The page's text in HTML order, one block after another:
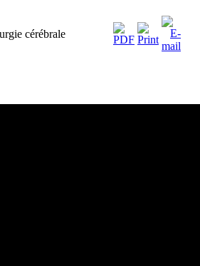
cérébrale